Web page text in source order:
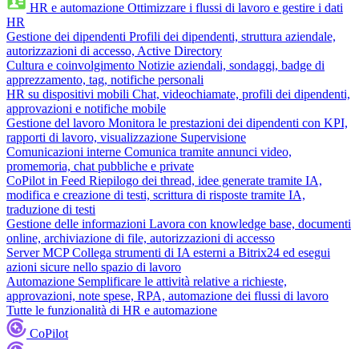
HR e automazione Ottimizzare i flussi di lavoro e gestire i dati
HR
Gestione dei dipendenti Profili dei dipendenti, struttura aziendale,
autorizzazioni di accesso, Active Directory
Cultura e coinvolgimento Notizie aziendali, sondaggi, badge di
apprezzamento, tag, notifiche personali
HR su dispositivi mobili Chat, videochiamate, profili dei dipendenti,
approvazioni e notifiche mobile
Gestione del lavoro Monitora le prestazioni dei dipendenti con KPI,
rapporti di lavoro, visualizzazione Supervisione
Comunicazioni interne Comunica tramite annunci video,
promemoria, chat pubbliche e private
CoPilot in Feed Riepilogo dei thread, idee generate tramite IA,
modifica e creazione di testi, scrittura di risposte tramite IA,
traduzione di testi
Gestione delle informazioni Lavora con knowledge base, documenti
online, archiviazione di file, autorizzazioni di accesso
Server MCP Collega strumenti di IA esterni a Bitrix24 ed esegui
azioni sicure nello spazio di lavoro
Automazione Semplificare le attività relative a richieste,
approvazioni, note spese, RPA, automazione dei flussi di lavoro
Tutte le funzionalità di HR e automazione
CoPilot